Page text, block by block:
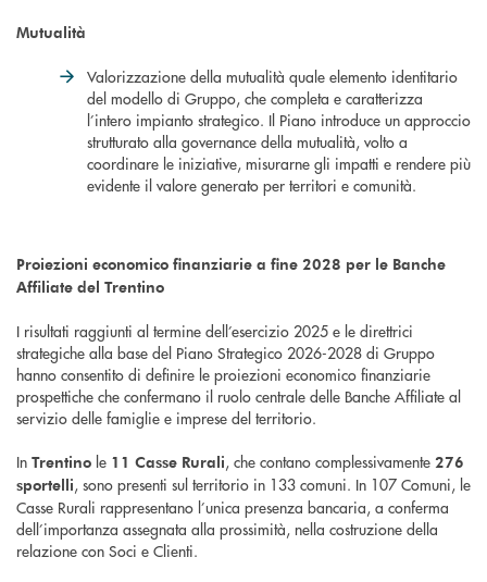
Mutualità
Valorizzazione della mutualità quale elemento identitario
del modello di Gruppo, che completa e caratterizza
l’intero impianto strategico. Il Piano introduce un approccio
strutturato alla governance della mutualità, volto a
coordinare le iniziative, misurarne gli impatti e rendere più
evidente il valore generato per territori e comunità.
Proiezioni economico finanziarie a fine 2028 per le Banche
Affiliate del Trentino
I risultati raggiunti al termine dell’esercizio 2025 e le direttrici
strategiche alla base del Piano Strategico 2026-2028 di Gruppo
hanno consentito di definire le proiezioni economico finanziarie
prospettiche che confermano il ruolo centrale delle Banche Affiliate al
servizio delle famiglie e imprese del territorio.
In Trentino le 11 Casse Rurali, che contano complessivamente 276
sportelli, sono presenti sul territorio in 133 comuni. In 107 Comuni, le
Casse Rurali rappresentano l’unica presenza bancaria, a conferma
dell’importanza assegnata alla prossimità, nella costruzione della
relazione con Soci e Clienti.